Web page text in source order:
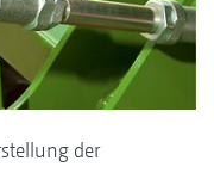
der